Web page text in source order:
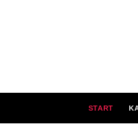
START